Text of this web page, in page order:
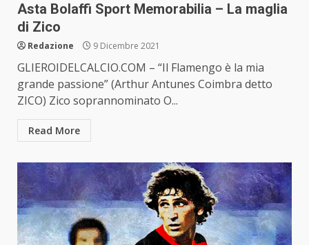
Asta Bolaffi Sport Memorabilia – La maglia
di Zico
Redazione 9 Dicembre 2021
GLIEROIDELCALCIO.COM – “Il Flamengo è la mia
grande passione” (Arthur Antunes Coimbra detto
ZICO) Zico soprannominato O...
Read More